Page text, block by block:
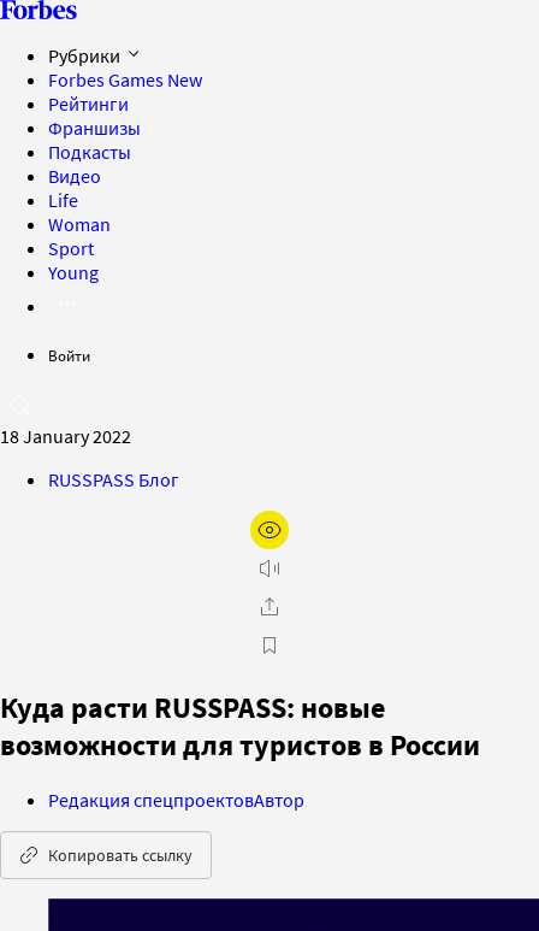
Рубрики
Forbes Games New
Рейтинги
Франшизы
Подкасты
Видео
Life
Woman
Sport
Young
Войти
18 January 2022
RUSSPASS Блог
Куда расти RUSSPASS: новые
возможности для туристов в России
Редакция спецпроектовАвтор
Копировать ссылку